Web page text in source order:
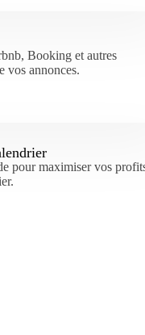
Booking et autres
vos annonces.
pour maximiser vos